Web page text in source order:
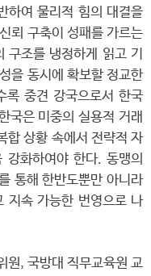
여 물리적 힘의 대결을
뢰 구축이 성패를 가르는
조를 냉정하게 읽고 기
을 동시에 확보할 정교한
록 중견 강국으로서 한국
국은 미중의 실용적 거래
합 상황 속에서 전략적 자
화하여야 한다. 동맹의
통해 한반도뿐만 아니라
지속 가능한 번영으로 나
원, 국방대 직무교육원 교